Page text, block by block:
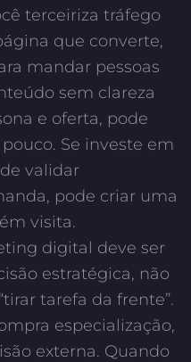
terceiriza tráfego
que converte,
mandar pessoas
sem clareza
e oferta, pode
Se investe em
validar
pode criar uma
visita.
digital deve ser
estratégica, não
tarefa da frente”.
especialização,
externa. Quando